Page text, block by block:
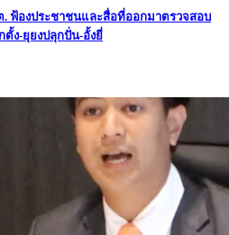
. ฟ้องประชาชนและสื่อที่ออกมาตรวจสอบ
ตั้ง-ยุยงปลุกปั่น-อั้งยี่